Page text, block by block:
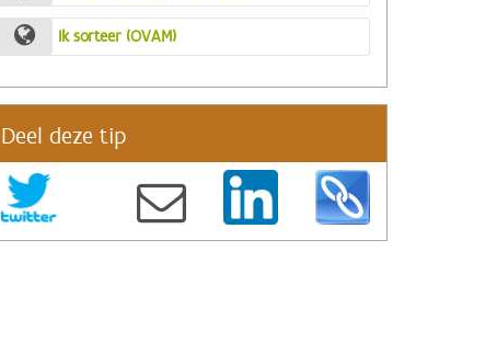
Ik sorteer (OVAM)
Deel deze tip